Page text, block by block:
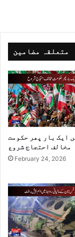
متعلقہ مضامین
ایک بار پھر حکومت
مخالف احتجاج شروع
February 24, 2026